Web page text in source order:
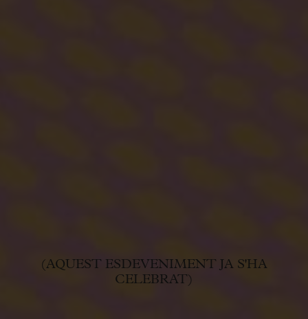
(AQUEST ESDEVENIMENT JA S'HA
CELEBRAT)